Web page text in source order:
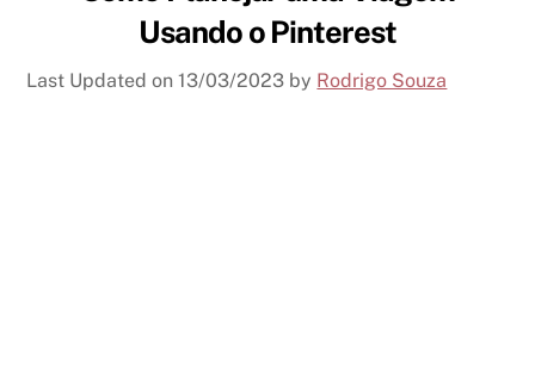
Usando o Pinterest
Last Updated on13/03/2023 by Rodrigo Souza